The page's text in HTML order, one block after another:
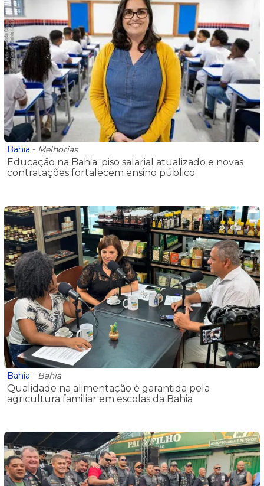
Bahia - Melhorias
Educação na Bahia: piso salarial atualizado e novas
contratações fortalecem ensino público
Bahia - Bahia
Qualidade na alimentação é garantida pela
agricultura familiar em escolas da Bahia